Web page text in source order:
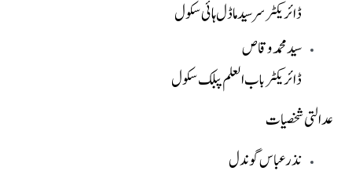
ڈائریکٹر سر سید ماڈل ہائی سکول
سید محمد وقاص
ڈائریکٹر باب العلم پبلک سکول
عدالتی شخصیات
نذر عباس گوندل